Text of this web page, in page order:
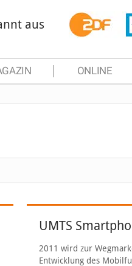
aus
ONLINE
UMTS
2011 wird zur
Entwicklung des